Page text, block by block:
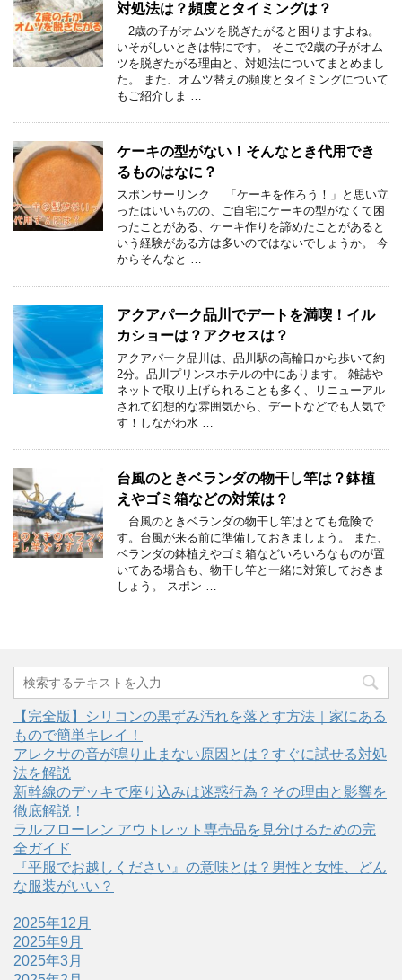
対処法は？頻度とタイミングは？
2歳の子がオムツを脱ぎたがると困りますよね。
いそがしいときは特にです。 そこで2歳の子がオム
ツを脱ぎたがる理由と、対処法についてまとめまし
た。 また、オムツ替えの頻度とタイミングについて
もご紹介しま …
ケーキの型がない！そんなとき代用でき
るものはなに？
スポンサーリンク 「ケーキを作ろう！」と思い立
ったはいいものの、ご自宅にケーキの型がなくて困
ったことがある、ケーキ作りを諦めたことがあると
いう経験がある方は多いのではないでしょうか。 今
からそんなと …
アクアパーク品川でデートを満喫！イル
カショーは？アクセスは？
アクアパーク品川は、品川駅の高輪口から歩いて約
2分。品川プリンスホテルの中にあります。 雑誌や
ネットで取り上げられることも多く、リニューアル
されて幻想的な雰囲気から、デートなどでも人気で
す！しながわ水 …
台風のときベランダの物干し竿は？鉢植
えやゴミ箱などの対策は？
台風のときベランダの物干し竿はとても危険で
す。台風が来る前に準備しておきましょう。 また、
ベランダの鉢植えやゴミ箱などいろいろなものが置
いてある場合も、物干し竿と一緒に対策しておきま
しょう。 スポン …
【完全版】シリコンの黒ずみ汚れを落とす方法｜家にある
もので簡単キレイ！
アレクサの音が鳴り止まない原因とは？すぐに試せる対処
法を解説
新幹線のデッキで座り込みは迷惑行為？その理由と影響を
徹底解説！
ラルフローレン アウトレット専売品を見分けるための完
全ガイド
『平服でお越しください』の意味とは？男性と女性、どん
な服装がいい？
2025年12月
2025年9月
2025年3月